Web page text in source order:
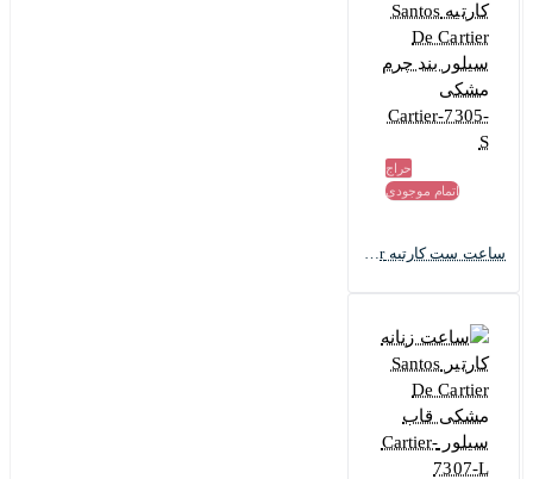
حراج
اتمام موجودی
ساعت ست کارتیه Santos De Cartier سیلور بند چرم مشکی Cartier-7305-S